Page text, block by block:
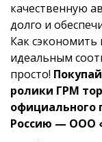
качественную
долго и
Как сэкономить
идеальным
просто!
ролики ГРМ
официального
Россию — ООО